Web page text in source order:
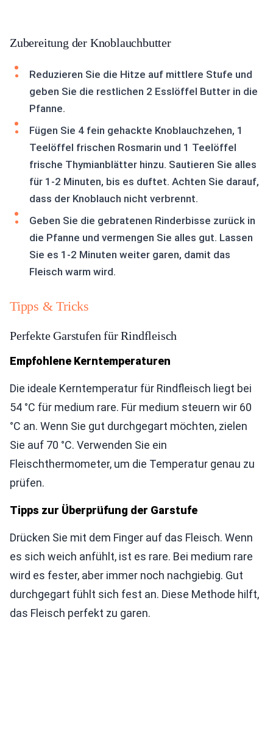
Zubereitung der Knoblauchbutter
Reduzieren Sie die Hitze auf mittlere Stufe und
geben Sie die restlichen 2 Esslöffel Butter in die
Pfanne.
Fügen Sie 4 fein gehackte Knoblauchzehen, 1
Teelöffel frischen Rosmarin und 1 Teelöffel
frische Thymianblätter hinzu. Sautieren Sie alles
für 1-2 Minuten, bis es duftet. Achten Sie darauf,
dass der Knoblauch nicht verbrennt.
Geben Sie die gebratenen Rinderbisse zurück in
die Pfanne und vermengen Sie alles gut. Lassen
Sie es 1-2 Minuten weiter garen, damit das
Fleisch warm wird.
Tipps & Tricks
Perfekte Garstufen für Rindfleisch
Empfohlene Kerntemperaturen
Die ideale Kerntemperatur für Rindfleisch liegt bei
54 °C für medium rare. Für medium steuern wir 60
°C an. Wenn Sie gut durchgegart möchten, zielen
Sie auf 70 °C. Verwenden Sie ein
Fleischthermometer, um die Temperatur genau zu
prüfen.
Tipps zur Überprüfung der Garstufe
Drücken Sie mit dem Finger auf das Fleisch. Wenn
es sich weich anfühlt, ist es rare. Bei medium rare
wird es fester, aber immer noch nachgiebig. Gut
durchgegart fühlt sich fest an. Diese Methode hilft,
das Fleisch perfekt zu garen.